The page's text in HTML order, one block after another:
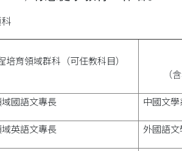
培育領域群科（可任教科目）
（
國語文專長 中國文學
英語文專長 外國語